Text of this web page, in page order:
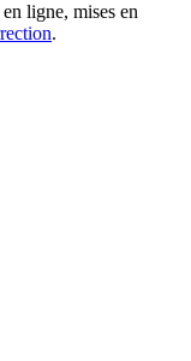
ligne, mises en
.